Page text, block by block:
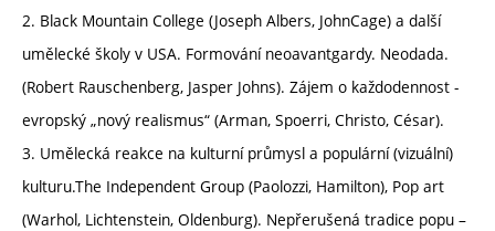
2. Black Mountain College (Joseph Albers, JohnCage) a další
umělecké školy v USA. Formování neoavantgardy. Neodada.
(Robert Rauschenberg, Jasper Johns). Zájem o každodennost -
evropský „nový realismus“ (Arman, Spoerri, Christo, César).
3. Umělecká reakce na kulturní průmysl a populární (vizuální)
kulturu.The Independent Group (Paolozzi, Hamilton), Pop art
(Warhol, Lichtenstein, Oldenburg). Nepřerušená tradice popu –